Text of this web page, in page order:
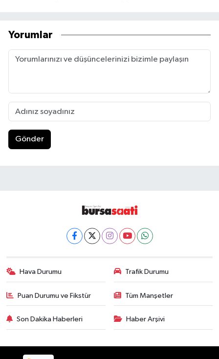
Yorumlar
Gönder
Hava Durumu Trafik Durumu
Puan Durumu ve Fikstür Tüm Manşetler
Son Dakika Haberleri Haber Arşivi